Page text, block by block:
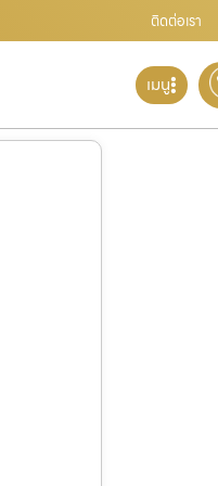
ติดต่อเรา
เมนู